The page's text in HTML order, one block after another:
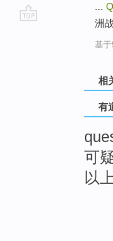
洲
基
相
有
可
以